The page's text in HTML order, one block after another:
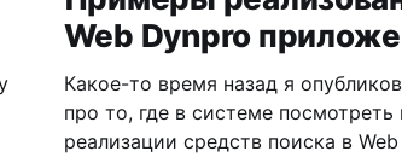
Web Dynpro
Какое-то время назад я
про то, где в системе посмотреть
реализации средств поиска в